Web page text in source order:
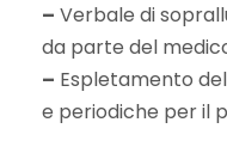
– Verbale di
da parte del
– Espletamento
e periodiche per il